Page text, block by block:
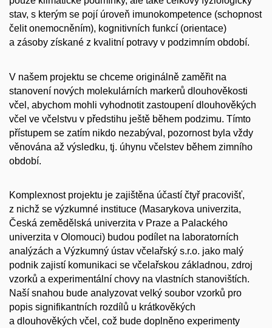
stav, s kterým se pojí úroveň imunokompetence (schopnost
čelit onemocněním), kognitivních funkcí (orientace)
a zásoby získané z kvalitní potravy v podzimním období.
V našem projektu se chceme originálně zaměřit na
stanovení nových molekulárních markerů dlouhověkosti
včel, abychom mohli vyhodnotit zastoupení dlouhověkých
včel ve včelstvu v předstihu ještě během podzimu. Tímto
přístupem se zatím nikdo nezabýval, pozornost byla vždy
věnována až výsledku, tj. úhynu včelstev během zimního
období.
Komplexnost projektu je zajištěna účastí čtyř pracovišť,
z nichž se výzkumné instituce (Masarykova univerzita,
Česká zemědělská univerzita v Praze a Palackého
univerzita v Olomouci) budou podílet na laboratorních
analýzách a Výzkumný ústav včelařský s.r.o. jako malý
podnik zajistí komunikaci se včelařskou základnou, zdroj
vzorků a experimentální chovy na vlastních stanovištích.
Naší snahou bude analyzovat velký soubor vzorků pro
popis signifikantních rozdílů u krátkověkých
a dlouhověkých včel, což bude doplněno experimenty